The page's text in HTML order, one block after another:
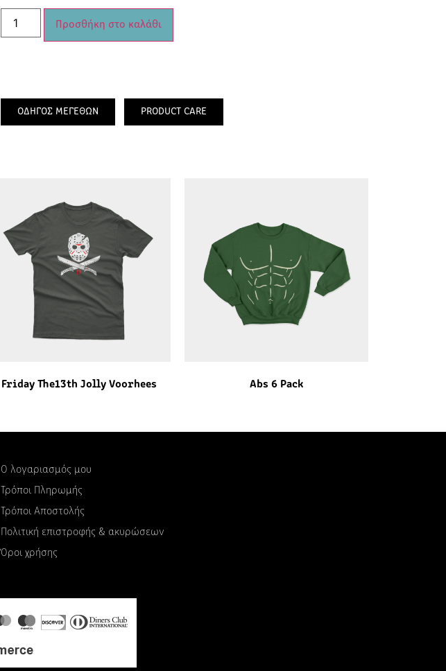
Προσθήκη στο καλάθι
ΟΔΗΓΟΣ ΜΕΓΕΘΩΝ PRODUCT CARE
Friday The13th Jolly Voorhees Abs 6 Pack
Ο λογαριασμός μου
Τρόποι Πληρωμής
Τρόποι Αποστολής
Πολιτική επιστροφής & ακυρώσεων
Όροι χρήσης